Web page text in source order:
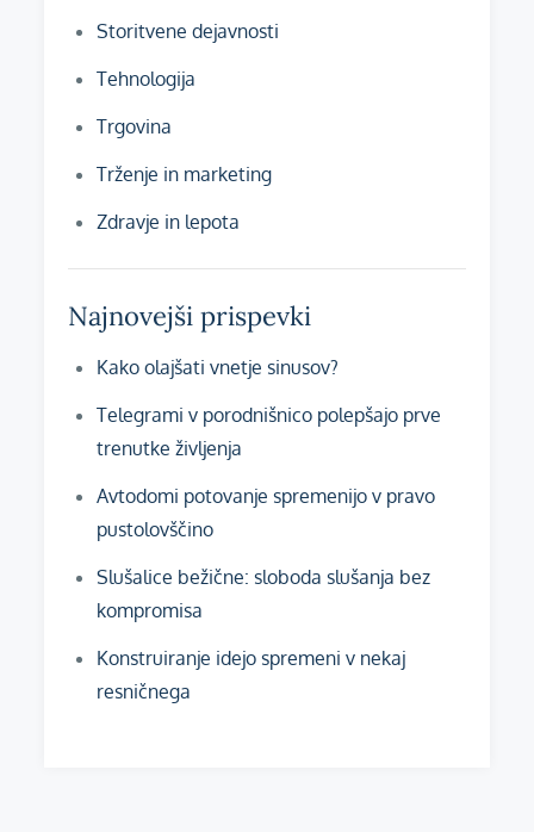
Storitvene dejavnosti
Tehnologija
Trgovina
Trženje in marketing
Zdravje in lepota
Najnovejši prispevki
Kako olajšati vnetje sinusov?
Telegrami v porodnišnico polepšajo prve
trenutke življenja
Avtodomi potovanje spremenijo v pravo
pustolovščino
Slušalice bežične: sloboda slušanja bez
kompromisa
Konstruiranje idejo spremeni v nekaj
resničnega